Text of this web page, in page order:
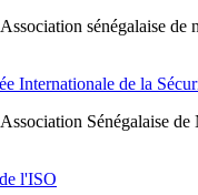
sénégalaise
Internationale de la
Sénégalaise
l'ISO